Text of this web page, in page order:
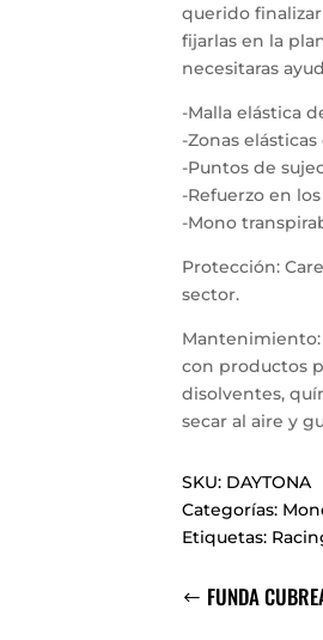
querido
fijarlas en la
necesitaras
-Malla elástica
-Zonas
-Puntos de
-Refuerzo en
-Mono
Protección:
sector.
Mantenimiento:
con productos
disolventes,
secar al aire y
SKU: DAYTONA
Categorías:
Etiquetas:
FUNDA